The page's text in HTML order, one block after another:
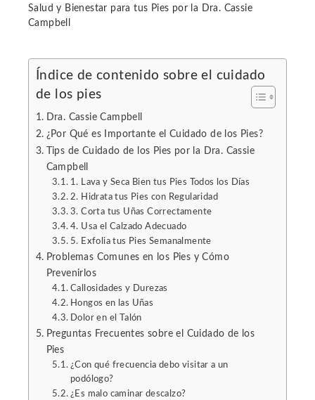
Salud y Bienestar para tus Pies por la Dra. Cassie
Campbell
Índice de contenido sobre el cuidado
de los pies
Dra. Cassie Campbell
¿Por Qué es Importante el Cuidado de los Pies?
Tips de Cuidado de los Pies por la Dra. Cassie
Campbell
1. Lava y Seca Bien tus Pies Todos los Días
2. Hidrata tus Pies con Regularidad
3. Corta tus Uñas Correctamente
4. Usa el Calzado Adecuado
5. Exfolia tus Pies Semanalmente
Problemas Comunes en los Pies y Cómo
Prevenirlos
Callosidades y Durezas
Hongos en las Uñas
Dolor en el Talón
Preguntas Frecuentes sobre el Cuidado de los
Pies
¿Con qué frecuencia debo visitar a un
podólogo?
¿Es malo caminar descalzo?